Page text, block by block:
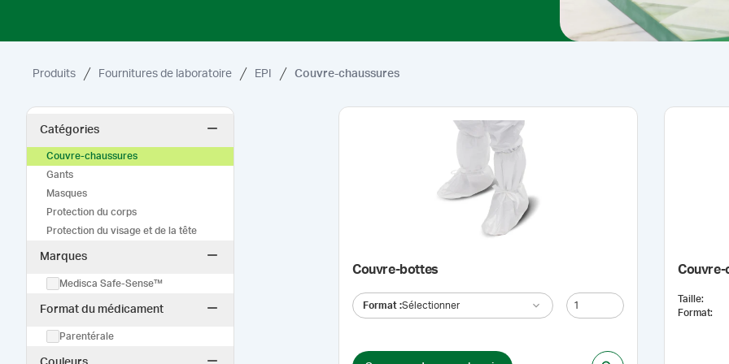
Produits Fournitures de laboratoire EPI Couvre-chaussures
Catégories
Couvre-chaussures
Gants
Masques
Protection du corps
Protection du visage et de la tête
Marques
Medisca Safe-Sense™
Format du médicament
Parentérale
Couvre-bottes
Format :Sélectionner
Couvre-
Taille:
Format: